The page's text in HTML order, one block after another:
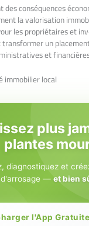
des conséquences
la valorisation
les propriétaires et
un
et
immobilier local
plus
plantes
diagnostiquez et
— et bien
l'App